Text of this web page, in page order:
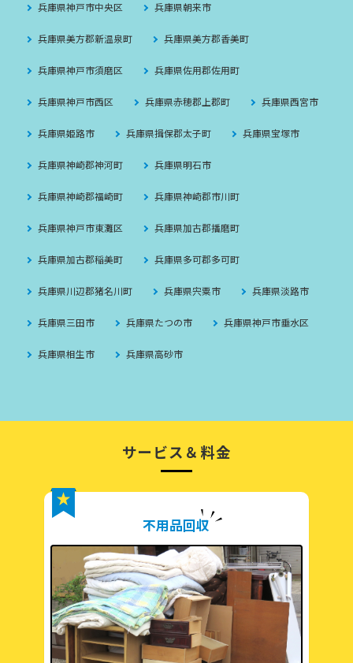
兵庫県神戸市中央区 兵庫県朝来市
兵庫県美方郡新温泉町 兵庫県美方郡香美町
兵庫県神戸市須磨区 兵庫県佐用郡佐用町
兵庫県神戸市西区 兵庫県赤穂郡上郡町 兵庫県西宮市
兵庫県姫路市 兵庫県揖保郡太子町 兵庫県宝塚市
兵庫県神崎郡神河町 兵庫県明石市
兵庫県神崎郡福崎町 兵庫県神崎郡市川町
兵庫県神戸市東灘区 兵庫県加古郡播磨町
兵庫県加古郡稲美町 兵庫県多可郡多可町
兵庫県川辺郡猪名川町 兵庫県宍粟市 兵庫県淡路市
兵庫県三田市 兵庫県たつの市 兵庫県神戸市垂水区
兵庫県相生市 兵庫県高砂市
サービス＆料金
不用品回収